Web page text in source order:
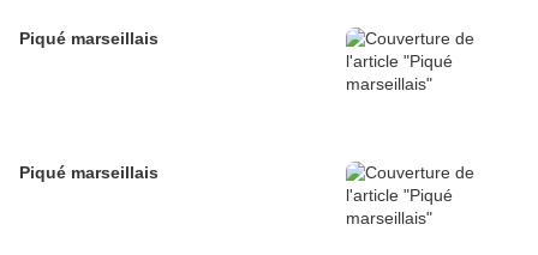
Piqué marseillais
Piqué marseillais